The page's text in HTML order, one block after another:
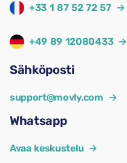
+33 1 87 52 72 57 →
+49 89 12080433 →
Sähköposti
support@movly.com →
Whatsapp
Avaa keskustelu →